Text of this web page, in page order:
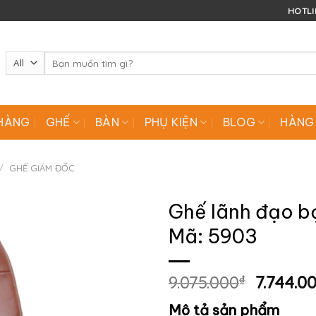
kiếm:
GHẾ BÀN PHỤ KIỆN BLOG
/ GHẾ GIÁM ĐỐC
Ghế lãnh đạo
Mã: 5903
9.075.000₫
Giá
gốc
Mô tả sản phẩm